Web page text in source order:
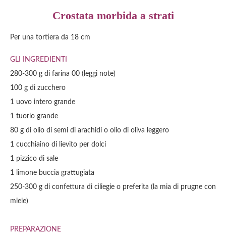
Crostata morbida a strati
Per una tortiera da 18 cm
GLI INGREDIENTI
280-300 g di farina 00 (leggi note)
100 g di zucchero
1 uovo intero grande
1 tuorlo grande
80 g di olio di semi di arachidi o olio di oliva leggero
1 cucchiaino di lievito per dolci
1 pizzico di sale
1 limone buccia grattugiata
250-300 g di confettura di ciliegie o preferita (la mia di prugne con
miele)
PREPARAZIONE